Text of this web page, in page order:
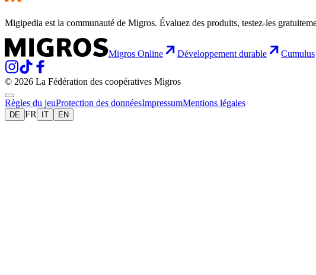
Migipedia est la communauté de Migros. Évaluez des produits, testez-les
Migros Online Développement durable Cumulus
© 2026 La Fédération des coopératives Migros
Règles du jeuProtection des donnéesImpressumMentions légales
DE FR IT EN